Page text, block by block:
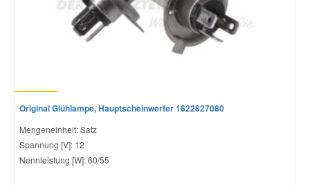
Original Glühlampe, Hauptscheinwerfer 1622827080
Mengeneinheit: Satz
Spannung [V]: 12
Nennleistung [W]: 60/55